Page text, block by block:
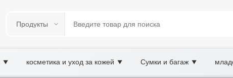
▼ косметика и уход за кожей ▼ Сумки и багаж ▼